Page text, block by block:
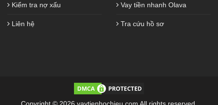
Kiểm tra nợ xấu
Liên hệ
Vay tiền nhanh Olava
Tra cứu hồ sơ